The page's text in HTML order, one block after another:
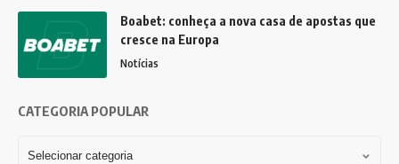
Boabet: conheça a nova casa de apostas que
cresce na Europa
Notícias
CATEGORIA POPULAR